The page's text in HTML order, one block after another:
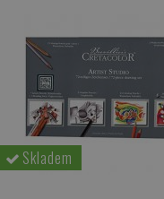
Skladem